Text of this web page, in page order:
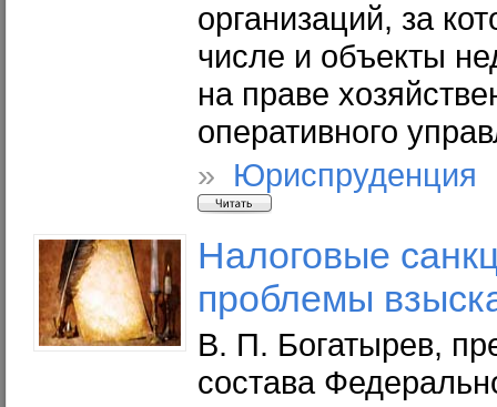
организаций, за
числе и объекты
на праве
оперативного
»
Налоговые
проблемы
В. П. Богатырев,
состава